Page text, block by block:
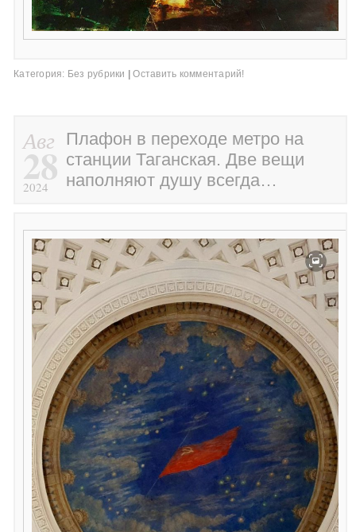
Категория: Без рубрики Оставить комментарий!
Авг
28
2024
Плафон в переходе метро на
станции Таганская. Две вещи
наполняют душу всегда…